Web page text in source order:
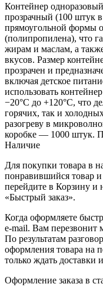
Контейнер
прозрачный (100 штук
прямоугольной формы
(полипропилена), что
жирам и маслам, а
вкусов. Размер
прозрачен и
включая детское
использовать
−20°С до +120°С, что
горячих, так и
разогреву в
коробке — 1000 штук.
Наличие
Для покупки товара в
понравившийся товар и
перейдите в Корзину и
«Быстрый заказ».
Когда оформляете
e-mail. Вам перезвонит
По результатам
оформления товара на
только ждать доставки
Оформление заказа в